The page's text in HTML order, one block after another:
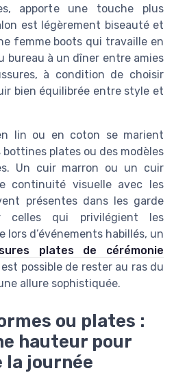
apporte une touche plus
est légèrement biseauté et
femme boots qui travaille en
bureau à un dîner entre amies
à condition de choisir
bien équilibrée entre style et
lin ou en coton se marient
plates ou des modèles
Un cuir marron ou un cuir
continuité visuelle avec les
présentes dans les garde
celles qui privilégient les
lors d’événements habillés, un
plates de cérémonie
possible de rester au ras du
allure sophistiquée.
ou plates :
hauteur pour
la journée